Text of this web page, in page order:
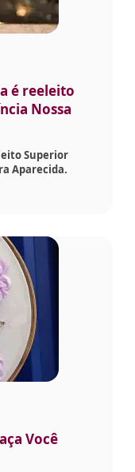
é reeleito
Nossa
Superior
Aparecida.
Você